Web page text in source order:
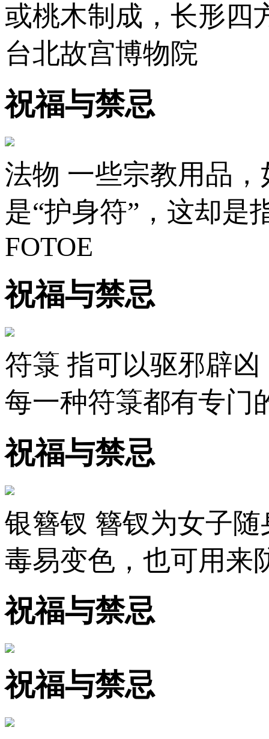
或桃木制成，长形四
台北故宫博物院
祝福与禁忌
法物 一些宗教用品
是“护身符”，这却是
FOTOE
祝福与禁忌
符箓 指可以驱邪辟
每一种符箓都有专门
祝福与禁忌
银簪钗 簪钗为女子
毒易变色，也可用来
祝福与禁忌
祝福与禁忌